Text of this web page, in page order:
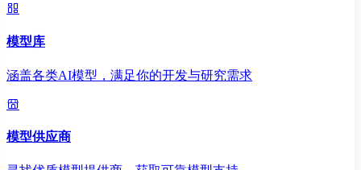
模型库
涵盖各类AI模型，满足你的开发与研究需求
模型供应商